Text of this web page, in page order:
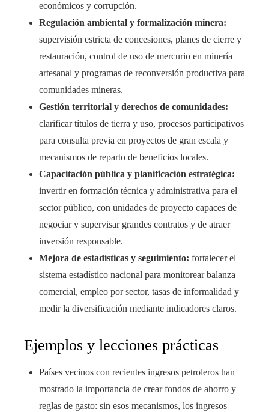
económicos y corrupción.
Regulación ambiental y formalización minera:
supervisión estricta de concesiones, planes de cierre y
restauración, control de uso de mercurio en minería
artesanal y programas de reconversión productiva para
comunidades mineras.
Gestión territorial y derechos de comunidades:
clarificar títulos de tierra y uso, procesos participativos
para consulta previa en proyectos de gran escala y
mecanismos de reparto de beneficios locales.
Capacitación pública y planificación estratégica:
invertir en formación técnica y administrativa para el
sector público, con unidades de proyecto capaces de
negociar y supervisar grandes contratos y de atraer
inversión responsable.
Mejora de estadísticas y seguimiento: fortalecer el
sistema estadístico nacional para monitorear balanza
comercial, empleo por sector, tasas de informalidad y
medir la diversificación mediante indicadores claros.
Ejemplos y lecciones prácticas
Países vecinos con recientes ingresos petroleros han
mostrado la importancia de crear fondos de ahorro y
reglas de gasto: sin esos mecanismos, los ingresos